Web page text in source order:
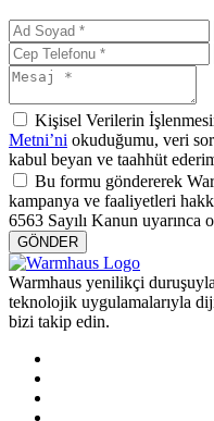
Kişisel Verilerin
Metni’ni okuduğumu, veri
kabul beyan ve taahhüt
Bu formu göndererek
kampanya ve faaliyetleri
6563 Sayılı Kanun uyarınca
GÖNDER
Warmhaus yenilikçi
teknolojik uygulamalarıyla
bizi takip edin.